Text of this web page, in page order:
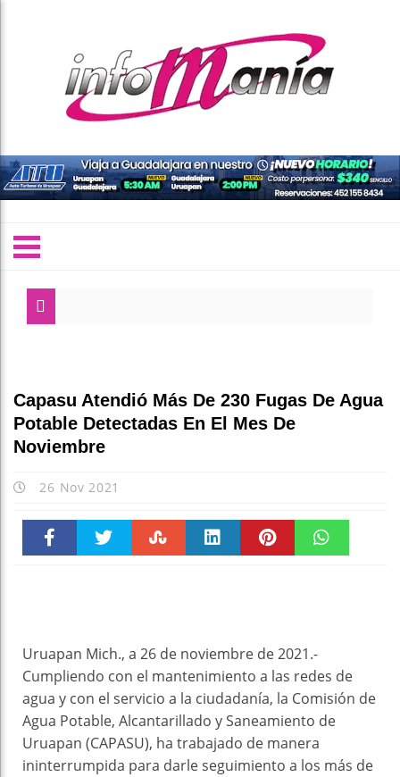
Capasu Atendió Más De 230 Fugas De Agua
Potable Detectadas En El Mes De
Noviembre
26 Nov 2021
Uruapan Mich., a 26 de noviembre de 2021.-
Cumpliendo con el mantenimiento a las redes de
agua y con el servicio a la ciudadanía, la Comisión de
Agua Potable, Alcantarillado y Saneamiento de
Uruapan (CAPASU), ha trabajado de manera
ininterrumpida para darle seguimiento a los más de